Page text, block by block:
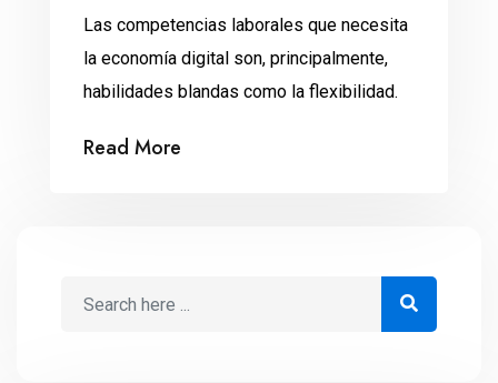
Las competencias laborales que necesita
la economía digital son, principalmente,
habilidades blandas como la flexibilidad.
Read More